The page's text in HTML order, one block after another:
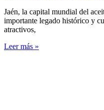
Jaén, la capital mundial del
importante legado histórico y
atractivos,
Leer más »